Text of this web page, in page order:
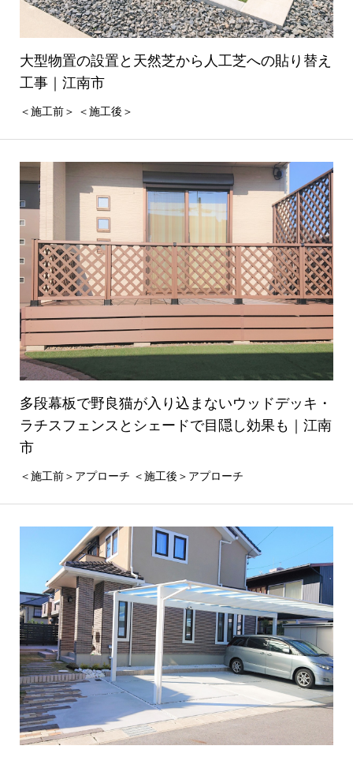
大型物置の設置と天然芝から人工芝への貼り替え
工事｜江南市
＜施工前＞ ＜施工後＞
多段幕板で野良猫が入り込まないウッドデッキ・
ラチスフェンスとシェードで目隠し効果も｜江南
市
＜施工前＞アプローチ ＜施工後＞アプローチ